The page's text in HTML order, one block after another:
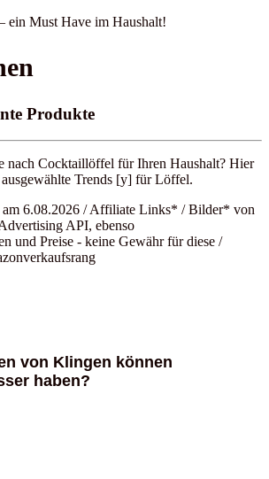
ein Must Have im Haushalt!
Produkte
nach Cocktaillöffel für Ihren Haushalt? Hier
ausgewählte Trends [y] für Löffel.
am 6.08.2026 / Affiliate Links* / Bilder* von
API, ebenso
und Preise - keine Gewähr für diese /
von Klingen können
haben?